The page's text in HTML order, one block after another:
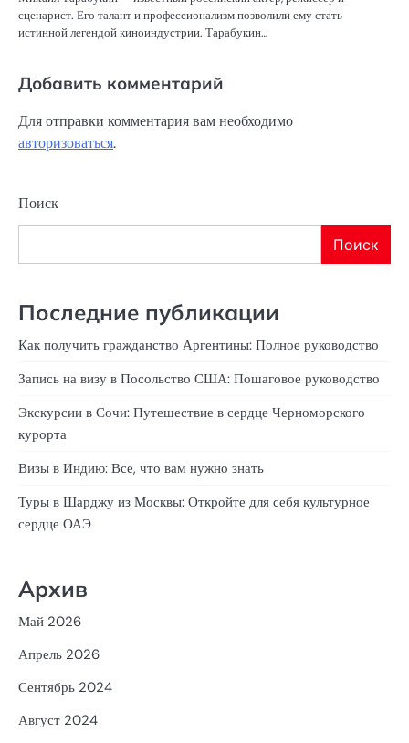
сценарист. Его талант и профессионализм позволили ему стать
истинной легендой киноиндустрии. Тарабукин…
Добавить комментарий
Для отправки комментария вам необходимо
авторизоваться.
Поиск
Поиск
Последние публикации
Как получить гражданство Аргентины: Полное руководство
Запись на визу в Посольство США: Пошаговое руководство
Экскурсии в Сочи: Путешествие в сердце Черноморского
курорта
Визы в Индию: Все, что вам нужно знать
Туры в Шарджу из Москвы: Откройте для себя культурное
сердце ОАЭ
Архив
Май 2026
Апрель 2026
Сентябрь 2024
Август 2024